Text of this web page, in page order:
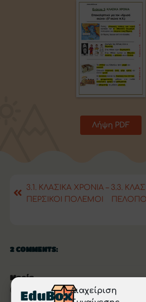
Διαχείριση
Λήψη PDF
3.1. ΚΛΑΣΙΚΑ ΧΡΟΝΙΑ –
ΠΕΡΣΙΚΟΙ ΠΟΛΕΜΟΙ
3.3.
2 COMMENTS:
Μαρία
02/08/2022